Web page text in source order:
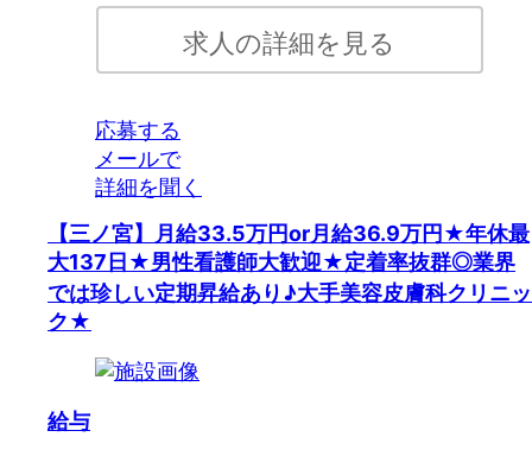
求人の詳細を見る
応募する
メールで
詳細を聞く
【三ノ宮】月給33.5万円or月給36.9万円★年休最
大137日★男性看護師大歓迎★定着率抜群◎業界
では珍しい定期昇給あり♪大手美容皮膚科クリニッ
ク★
給与